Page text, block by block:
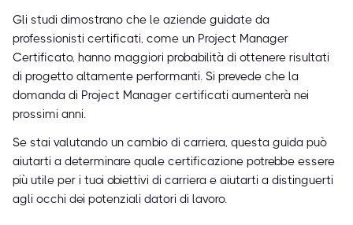
Gli studi dimostrano che le aziende guidate da
professionisti certificati, come un Project Manager
Certificato, hanno maggiori probabilità di ottenere risultati
di progetto altamente performanti. Si prevede che la
domanda di Project Manager certificati aumenterà nei
prossimi anni.
Se stai valutando un cambio di carriera, questa guida può
aiutarti a determinare quale certificazione potrebbe essere
più utile per i tuoi obiettivi di carriera e aiutarti a distinguerti
agli occhi dei potenziali datori di lavoro.